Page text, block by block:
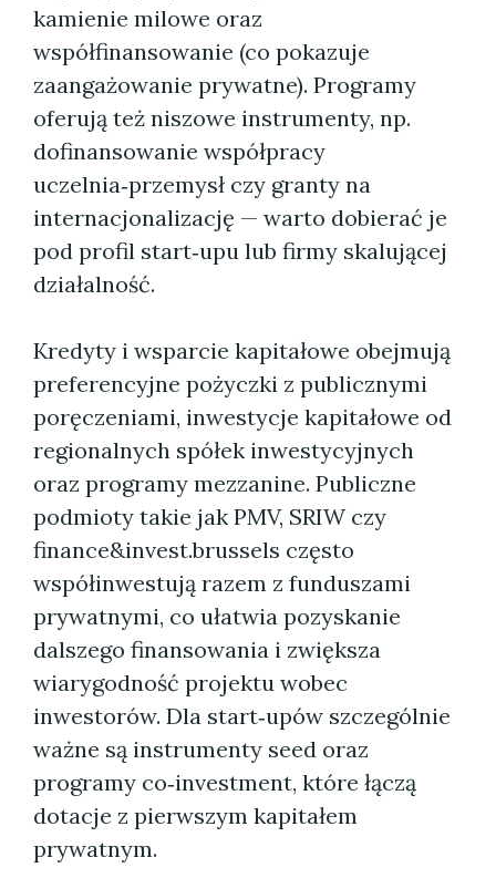
kamienie milowe oraz
współfinansowanie (co pokazuje
zaangażowanie prywatne). Programy
oferują też niszowe instrumenty, np.
dofinansowanie współpracy
uczelnia‑przemysł czy granty na
internacjonalizację — warto dobierać je
pod profil start‑upu lub firmy skalującej
działalność.
Kredyty i wsparcie kapitałowe obejmują
preferencyjne pożyczki z publicznymi
poręczeniami, inwestycje kapitałowe od
regionalnych spółek inwestycyjnych
oraz programy mezzanine. Publiczne
podmioty takie jak PMV, SRIW czy
finance&invest.brussels często
współinwestują razem z funduszami
prywatnymi, co ułatwia pozyskanie
dalszego finansowania i zwiększa
wiarygodność projektu wobec
inwestorów. Dla start‑upów szczególnie
ważne są instrumenty seed oraz
programy co‑investment, które łączą
dotacje z pierwszym kapitałem
prywatnym.